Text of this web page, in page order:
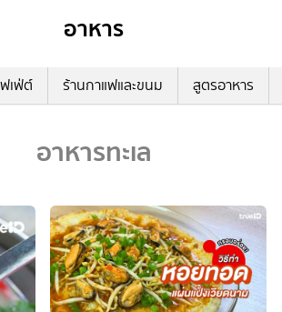
อาหาร
เฟ่ต์ ร้านกาแฟและขนม สูตรอาหาร
อาหารทะเล